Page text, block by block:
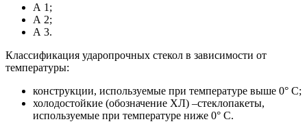
А 1;
А 2;
А 3.
Классификация ударопрочных стекол в зависимости от
температуры:
конструкции, используемые при температуре выше 0° С;
холодостойкие (обозначение ХЛ) –стеклопакеты,
используемые при температуре ниже 0° С.